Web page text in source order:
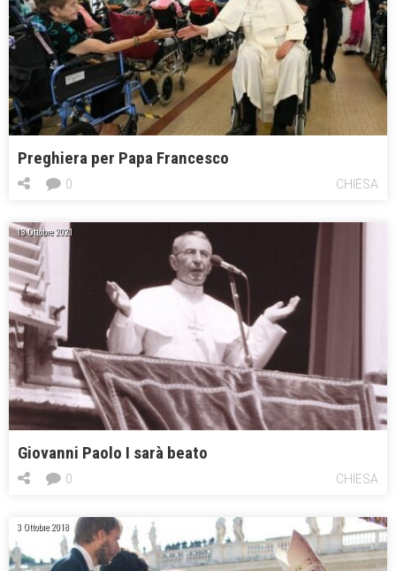
Preghiera per Papa Francesco
CHIESA
0
13 Ottobre 2021
Giovanni Paolo I sarà beato
CHIESA
0
3 Ottobre 2018